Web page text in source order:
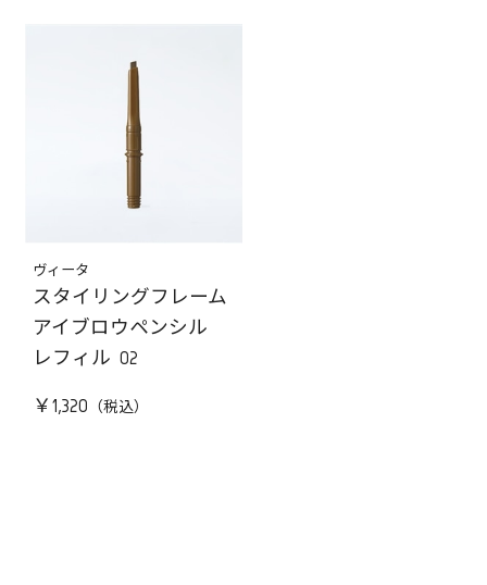
ヴィータ
スタイリングフレーム
アイブロウペンシル
レフィル 02
￥1,320